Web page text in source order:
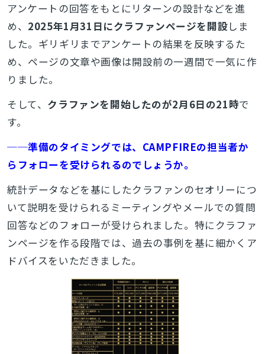
アンケートの回答をもとにリターンの設計などを進
め、 2025年1月31日にクラファンページを開設しま
した。ギリギリまでアンケートの結果を反映するた
め、ページの文章や画像は開設前の一週間で一気に作
りました。
そして、 クラファンを開始したのが2月6日の21時で
す。
──準備のタイミングでは、CAMPFIREの担当者か
らフォローを受けられるのでしょうか。
統計データなどを基にしたクラファンのセオリーにつ
いて説明を受けられるミーティングやメールでの質問
回答などのフォローが受けられました。特にクラファ
ンページを作る段階では、過去の事例を基に細かくア
ドバイスをいただきました。